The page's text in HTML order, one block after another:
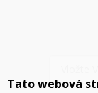
Tato webová